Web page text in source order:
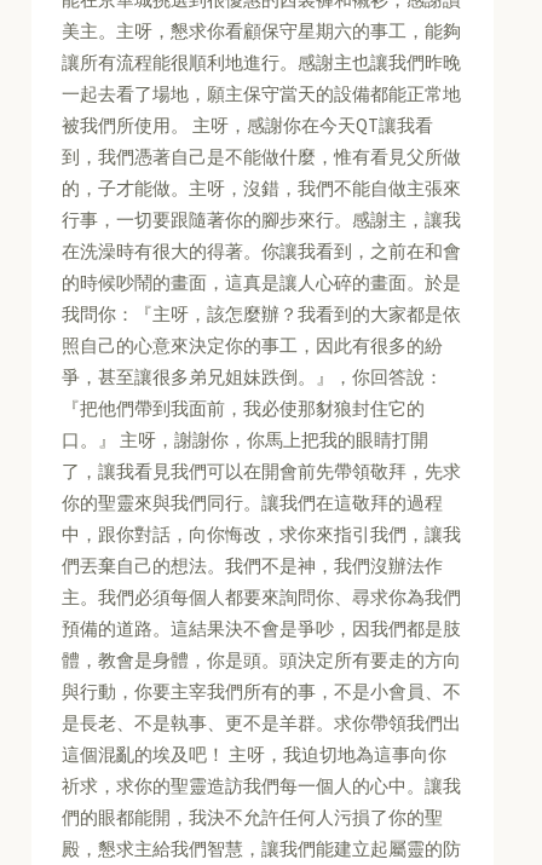
美主。主呀，懇求你看顧保守星期六的事工，能夠
讓所有流程能很順利地進行。感謝主也讓我們昨晚
一起去看了場地，願主保守當天的設備都能正常地
被我們所使用。 主呀，感謝你在今天QT讓我看
到，我們憑著自己是不能做什麼，惟有看見父所做
的，子才能做。主呀，沒錯，我們不能自做主張來
行事，一切要跟隨著你的腳步來行。感謝主，讓我
在洗澡時有很大的得著。你讓我看到，之前在和會
的時候吵鬧的畫面，這真是讓人心碎的畫面。於是
我問你：『主呀，該怎麼辦？我看到的大家都是依
照自己的心意來決定你的事工，因此有很多的紛
爭，甚至讓很多弟兄姐妹跌倒。』，你回答說：
『把他們帶到我面前，我必使那豺狼封住它的
口。』 主呀，謝謝你，你馬上把我的眼睛打開
了，讓我看見我們可以在開會前先帶領敬拜，先求
你的聖靈來與我們同行。讓我們在這敬拜的過程
中，跟你對話，向你悔改，求你來指引我們，讓我
們丟棄自己的想法。我們不是神，我們沒辦法作
主。我們必須每個人都要來詢問你、尋求你為我們
預備的道路。這結果決不會是爭吵，因我們都是肢
體，教會是身體，你是頭。頭決定所有要走的方向
與行動，你要主宰我們所有的事，不是小會員、不
是長老、不是執事、更不是羊群。求你帶領我們出
這個混亂的埃及吧！ 主呀，我迫切地為這事向你
祈求，求你的聖靈造訪我們每一個人的心中。讓我
們的眼都能開，我決不允許任何人污損了你的聖
殿，懇求主給我們智慧，讓我們能建立起屬靈的防